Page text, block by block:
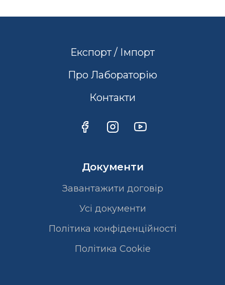
Експорт / Імпорт
Про Лабораторію
Контакти
Документи
Завантажити договір
Усі документи
Політика конфіденційності
Полiтика Cookie